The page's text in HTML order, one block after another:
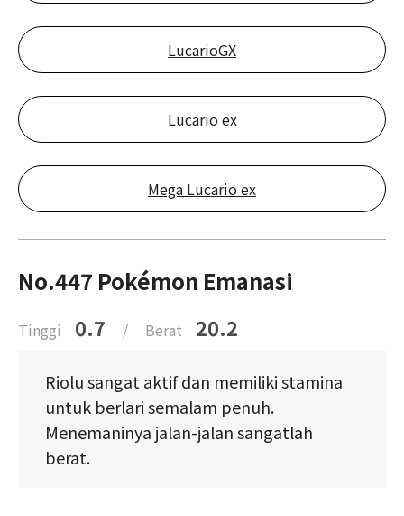
LucarioGX
Lucario ex
Mega Lucario ex
No.447 Pokémon Emanasi
Tinggi 0.7 / Berat 20.2
Riolu sangat aktif dan memiliki stamina
untuk berlari semalam penuh.
Menemaninya jalan-jalan sangatlah
berat.